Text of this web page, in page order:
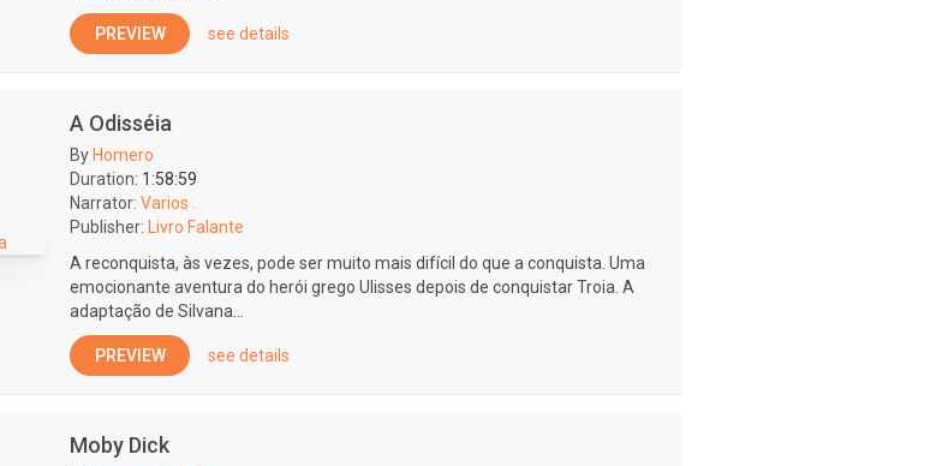
PREVIEW see details
A Odisséia
By Homero
Duration: 1:58:59
Narrator: Varios .
Publisher:
Livro Falante
A reconquista, às vezes, pode ser muito mais difícil do que a conquista. Uma
emocionante aventura do herói grego Ulisses depois de conquistar Troia. A
adaptação de Silvana...
PREVIEW see details
Moby Dick